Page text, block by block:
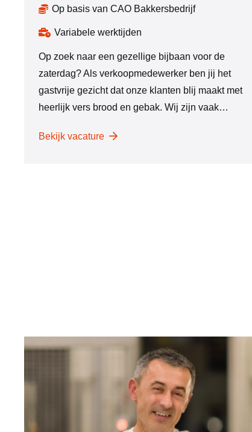
Op basis van CAO Bakkersbedrijf
Variabele werktijden
Op zoek naar een gezellige bijbaan voor de
zaterdag? Als verkoopmedewerker ben jij het
gastvrije gezicht dat onze klanten blij maakt met
heerlijk vers brood en gebak. Wij zijn vaak…
Bekijk vacature